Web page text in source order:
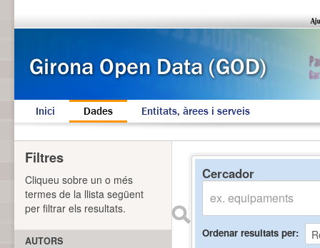
Inici Dades Entitats, àrees i serveis
Cercador
Ordenar resultats per
Filtres
Cliqueu sobre un o més
termes de la llista següent
per filtrar els resultats.
AUTORS